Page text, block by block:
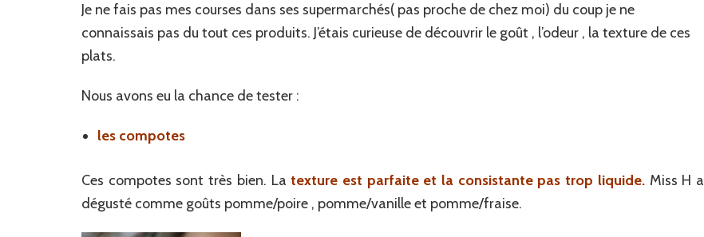
Je ne fais pas mes courses dans ses supermarchés( pas proche de chez moi) du coup je ne
connaissais pas du tout ces produits. J’étais curieuse de découvrir le goût , l’odeur , la texture de ces
plats.
Nous avons eu la chance de tester :
les compotes
Ces compotes sont très bien. Latexture est parfaite et la consistante pas trop liquide.Miss H a
dégusté comme goûts pomme/poire , pomme/vanille et pomme/fraise.